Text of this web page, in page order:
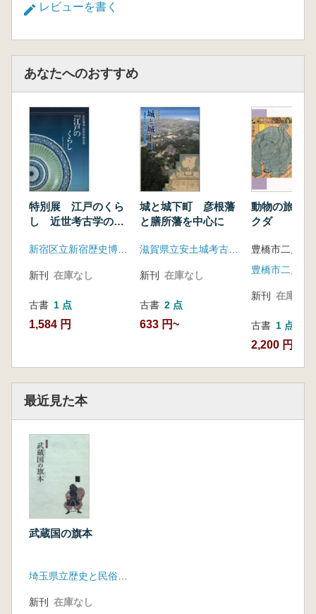
レビューを書く
あなたへのおすすめ
特別展 江戸のくら
し 近世考古学の世
会報告書
新刊 在庫なし
古書 1 点
1,584 円
城と城下町 彦根藩
と膳所藩を中心に
新刊 在庫なし
古書 2 点
633 円~
動物の旅 : ゾ
クダ
新刊 在庫なし
古書 1 点
2,200 円
最近見た本
武蔵国の旗本
新刊 在庫なし